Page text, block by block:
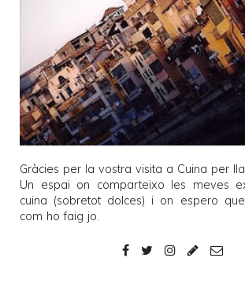
Gràcies per la vostra visita a Cuina per
Un espai on comparteixo les meves
cuina (sobretot dolces) i on espero
com ho faig jo.